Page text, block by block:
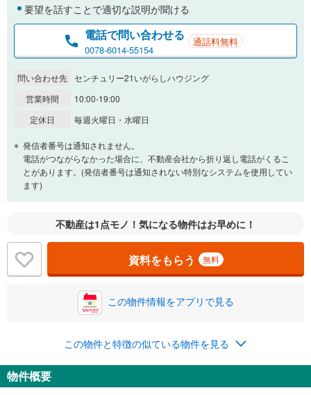
要望を話すことで適切な説明が聞ける
電話で問い合わせる
0078-6014-55154
通話料無料
問い合わせ先
センチュリー21いがらしハウジング
営業時間
10:00-19:00
定休日
毎週火曜日・水曜日
発信者番号は通知されません。
電話がつながらなかった場合に、不動産会社から折り返し電話がくるこ
とがあります。(発信者番号は通知されない特別なシステムを使用してい
ます)
不動産は1点モノ！気になる物件はお早めに！
資料をもらう 無料
この物件情報をアプリで見る
この物件と特徴の似ている物件を見る
物件概要